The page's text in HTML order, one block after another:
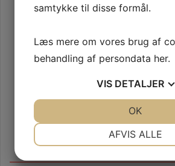
samtykke til disse formål.
Læs mere om vores brug af
behandling af persondata her.
VIS DETALJER
AFVIS ALLE
OK